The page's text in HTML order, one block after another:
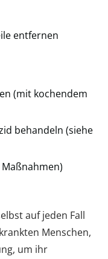
entfernen
(mit kochendem
behandeln (siehe
auf jeden Fall
Menschen,
um ihr